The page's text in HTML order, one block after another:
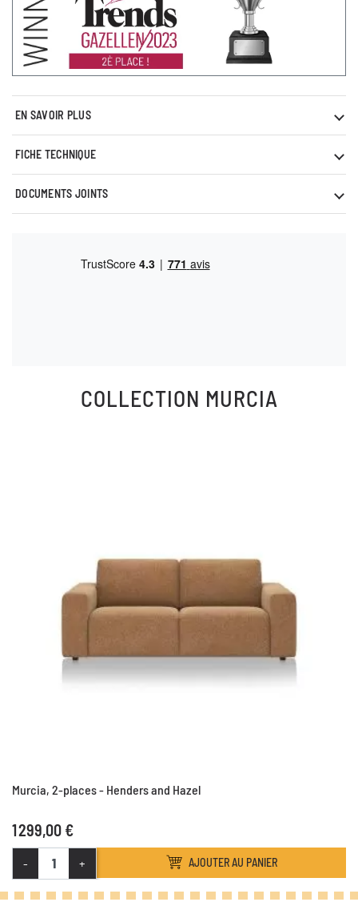
EN SAVOIR PLUS
FICHE TECHNIQUE
DOCUMENTS JOINTS
COLLECTION MURCIA
Murcia, 2-places - Henders and Hazel
1 299,00 €
- + AJOUTER AU PANIER